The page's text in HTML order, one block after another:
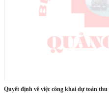
quyết định về việc công khai dự toán